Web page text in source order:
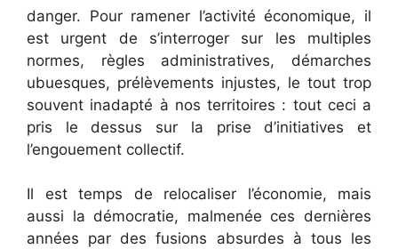
danger. Pour ramener l’activité économique, il
est urgent de s’interroger sur les multiples
normes, règles administratives, démarches
ubuesques, prélèvements injustes, le tout trop
souvent inadapté à nos territoires : tout ceci a
pris le dessus sur la prise d’initiatives et
l’engouement collectif.
Il est temps de relocaliser l’économie, mais
aussi la démocratie, malmenée ces dernières
années par des fusions absurdes à tous les